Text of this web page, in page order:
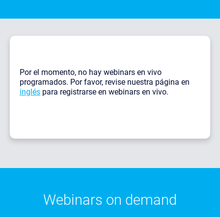
Por el momento, no hay webinars en vivo
programados. Por favor, revise nuestra página en
inglés para registrarse en webinars en vivo.
Webinars on demand